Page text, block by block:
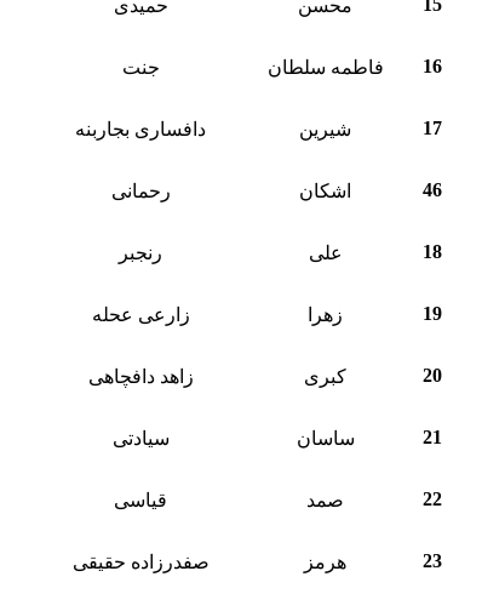
15 محسن حمیدی
16 فاطمه سلطان جنت
17 شیرین دافساری بجاربنه
46 اشکان رحمانی
18 علی رنجبر
19 زهرا زارعی عحله
20 کبری زاهد دافچاهی
21 ساسان سیادتی
22 صمد قیاسی
23 هرمز صفدرزاده حقیقی